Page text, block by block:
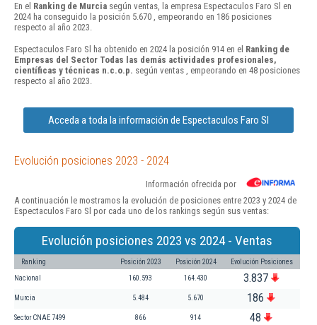
En el Ranking de Murcia según ventas, la empresa Espectaculos Faro Sl en
2024 ha conseguido la posición 5.670 , empeorando en 186 posiciones
respecto al año 2023.
Espectaculos Faro Sl ha obtenido en 2024 la posición 914 en el Ranking de
Empresas del Sector Todas las demás actividades profesionales,
científicas y técnicas n.c.o.p. según ventas , empeorando en 48 posiciones
respecto al año 2023.
Acceda a toda la información de Espectaculos Faro Sl
Evolución posiciones 2023 - 2024
Información ofrecida por
A continuación le mostramos la evolución de posiciones entre 2023 y 2024 de
Espectaculos Faro Sl por cada uno de los rankings según sus ventas:
Evolución posiciones 2023 vs 2024 - Ventas
Ranking Posición 2023 Posición 2024 Evolución Posiciones
Nacional 160.593 164.430 3.837
Murcia 5.484 5.670 186
Sector CNAE 7499 866 914 48